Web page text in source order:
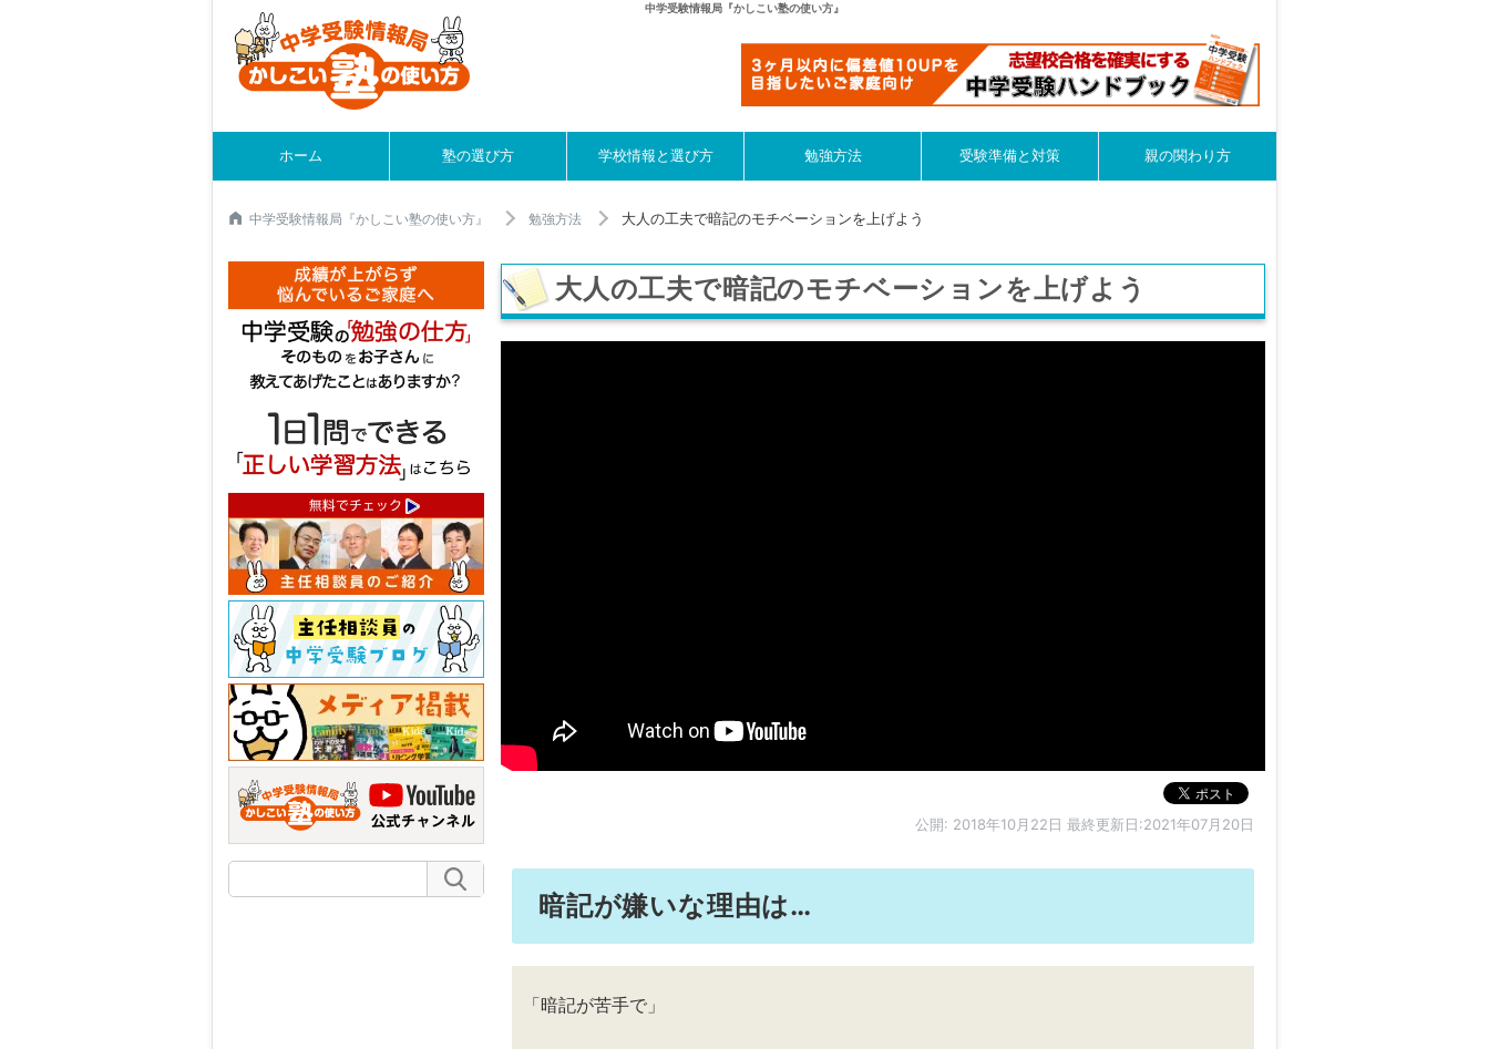
中学受験情報局『かしこい塾の使い方』
ホーム 塾の選び方 学校情報と選び方 勉強方法 受験準備と対策 親の関わり方
中学受験情報局『かしこい塾の使い方』 勉強方法 大人の工夫で暗記のモチベーションを上げよう
大人の工夫で暗記のモチベーションを上げよう
公開: 2018年10月22日 最終更新日:2021年07月20日
暗記が嫌いな理由は…
「暗記が苦手で」